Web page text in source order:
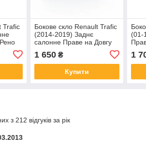
Trafic
Бокове скло Renault Trafic
(2014-2019) Заднє
салонне Праве на Довгу
1 650₴
Купити
(01-
1
з 212 відгуків за рік